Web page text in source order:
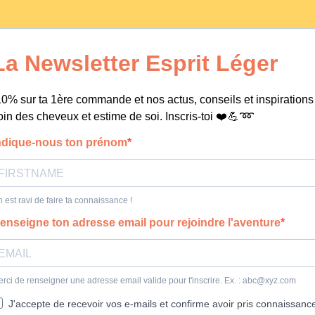
Newsletter Esprit Léger
sur ta 1ère commande et nos actus, conseils et inspirations
des cheveux et estime de soi. Inscris-toi ❤️ 💪 ➿
nous ton prénom
est ravi de faire ta connaissance !
ton adresse email pour rejoindre l'aventure
de renseigner une adresse email valide pour t'inscrire. Ex. : abc@xyz.com
J'accepte de recevoir vos e-mails et confirme avoir pris